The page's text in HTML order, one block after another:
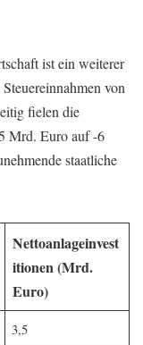
ist ein weiterer
von
fielen die
Mrd. Euro auf -6
staatliche
Nettoanlageinvest
itionen (Mrd.
Euro)
3,5